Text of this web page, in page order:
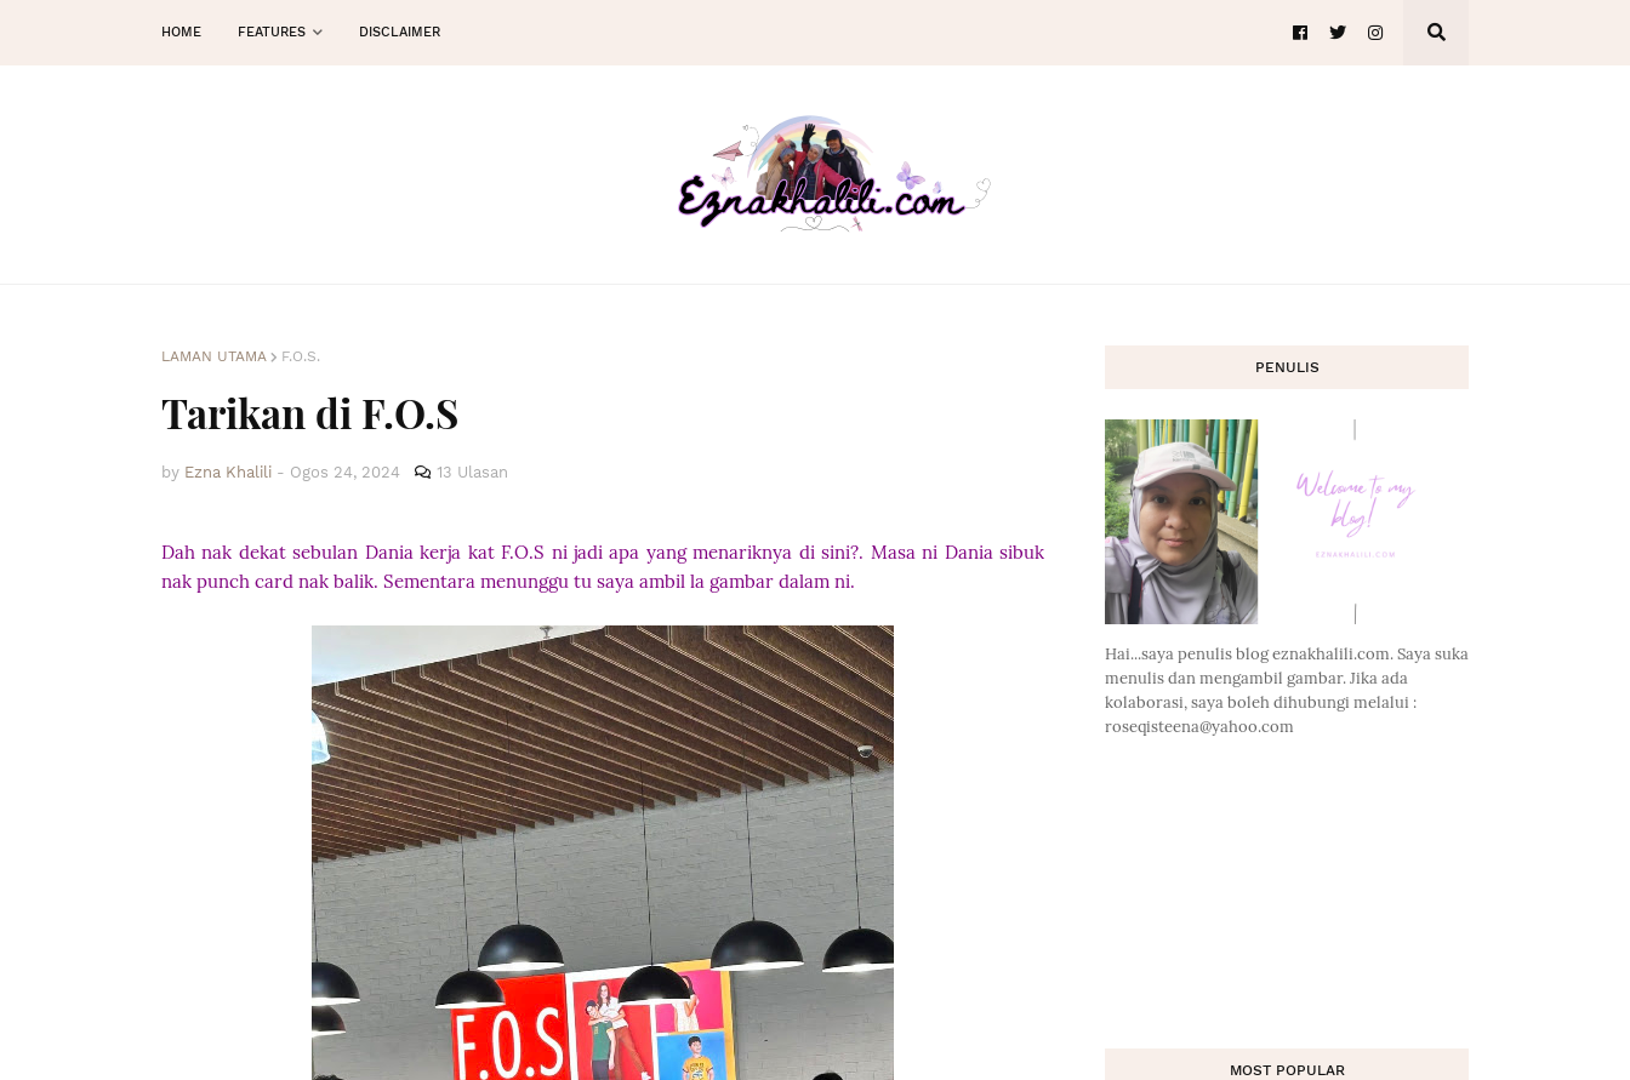
HOME FEATURES DISCLAIMER
LAMAN UTAMA F.O.S.
Tarikan di F.O.S
by Ezna Khalili - Ogos 24, 2024 13 Ulasan
Dah nak dekat sebulan Dania kerja kat F.O.S ni jadi apa yang menariknya di sini?. Masa ni Dania sibuk
nak punch card nak balik. Sementara menunggu tu saya ambil la gambar dalam ni.
PENULIS
Hai...saya penulis blog eznakhalili.com. Saya suka
menulis dan mengambil gambar. Jika ada
kolaborasi, saya boleh dihubungi melalui :
roseqisteena@yahoo.com
MOST POPULAR